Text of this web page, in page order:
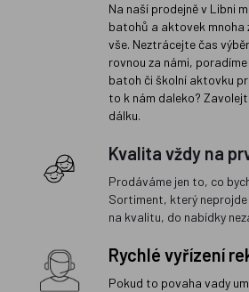
Na naší prodejně v Libni
batohů a aktovek mnoha
vše. Neztrácejte čas
rovnou za námi,
batoh či školní aktovku
to k nám daleko?
dálku.
Kvalita vždy na
Prodáváme jen to, co
Sortiment, který
na kvalitu, do nabídky
Rychlé vyřízení
Pokud to povaha vady